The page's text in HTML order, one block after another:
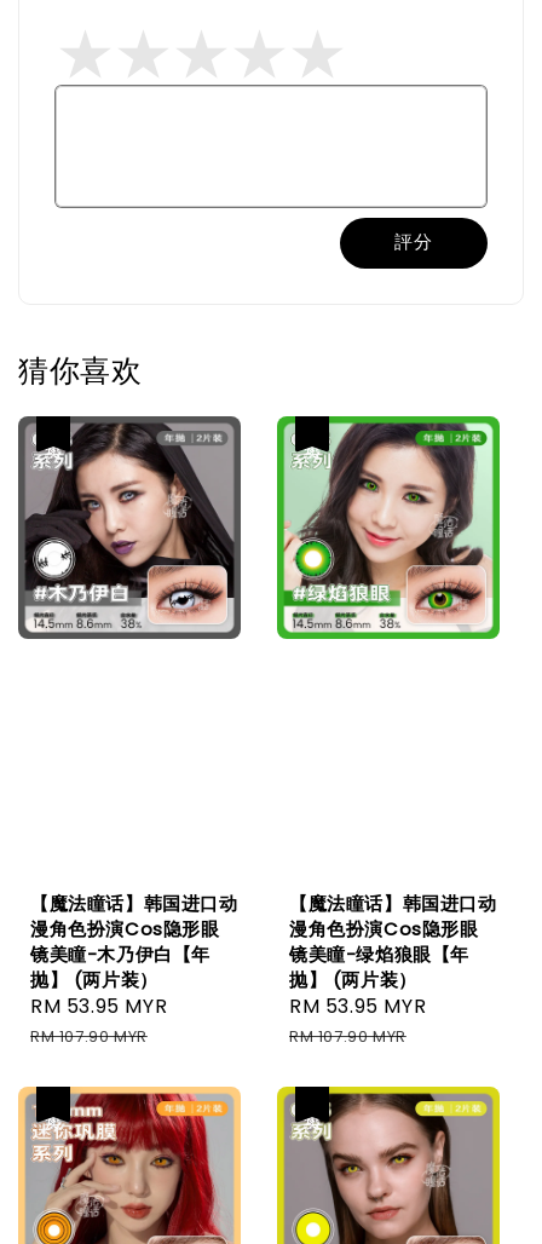
評分
猜你喜欢
【魔法瞳话】韩国进口动
漫角色扮演Cos隐形眼
镜美瞳-木乃伊白【年
抛】 (两片装）
Sale
price
RM 53.95 MYR
RM 107.90 MYR
【魔法瞳话】韩国进口动
漫角色扮演Cos隐形眼
镜美瞳-绿焰狼眼【年
抛】 (两片装）
Sale
price
RM 53.95 MYR
RM 107.90 MYR